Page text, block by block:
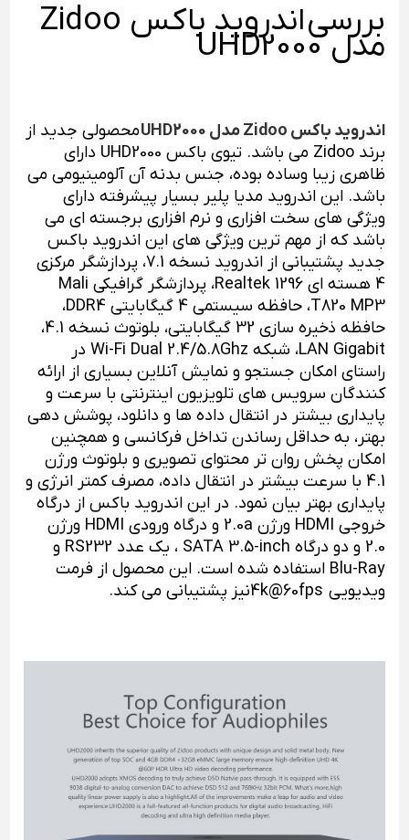
بررسی اندروید باکس Zidoo
مدل UHD2000
اندروید باکس Zidoo مدل UHD2000
محصولی جدید از
برند Zidoo می باشد. تیوی باکس UHD2000 دارای
ظاهری زیبا وساده بوده، جنس بدنه آن آلومینیومی می
باشد. این اندروید مدیا پلیر بسیار پیشرفته دارای
ویژگی های سخت افزاری و نرم افزاری برجسته ای می
باشد که از مهم ترین ویژگی های این اندروید باکس
جدید پشتیبانی از اندروید نسخه 7.1، پردازشگر مرکزی
4 هسته ای Realtek 1296، پردازشگر گرافیکی Mali
T820 MP3، حافظه سیستمی 4 گیگابایتی DDR4،
حافظه ذخیره سازی 32 گیگابایتی، بلوتوث نسخه 4.1،
LAN Gigabit، شبکه Wi-Fi Dual 2.4/5.8Ghz در
راستای امکان جستجو و نمایش آنلاین بسیاری از ارائه
کنندگان سرویس های تلویزیون اینترنتی با سرعت و
پایداری بیشتر در انتقال داده ها و دانلود، پوشش دهی
بهتر، به حداقل رساندن تداخل فرکانسی و همچنین
امکان پخش روان تر محتوای تصویری و بلوتوث ورژن
4.1 با سرعت بیشتر در انتقال داده، مصرف کمتر انرژی و
پایداری بهتر بیان نمود. در این اندروید باکس از درگاه
خروجی HDMI ورژن 2.0a و درگاه ورودی HDMI ورژن
2.0 و دو درگاه SATA 3.5-inch ، یک عدد RS232 و
Blu-Ray استفاده شده است. این محصول از فرمت
ویدیویی 4k@60fpsنیز پشتیبانی می کند.